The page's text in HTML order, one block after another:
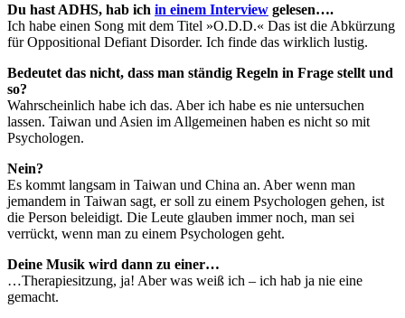
Du hast ADHS, hab ich in einem Interview gelesen….
Ich habe einen Song mit dem Titel »O.D.D.« Das ist die Abkürzung
für Oppositional Defiant Disorder. Ich finde das wirklich lustig.
Bedeutet das nicht, dass man ständig Regeln in Frage stellt und
so?
Wahrscheinlich habe ich das. Aber ich habe es nie untersuchen
lassen. Taiwan und Asien im Allgemeinen haben es nicht so mit
Psychologen.
Nein?
Es kommt langsam in Taiwan und China an. Aber wenn man
jemandem in Taiwan sagt, er soll zu einem Psychologen gehen, ist
die Person beleidigt. Die Leute glauben immer noch, man sei
verrückt, wenn man zu einem Psychologen geht.
Deine Musik wird dann zu einer…
…Therapiesitzung, ja! Aber was weiß ich – ich hab ja nie eine
gemacht.